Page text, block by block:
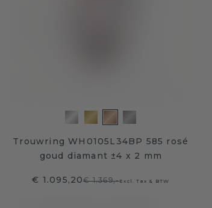
Trouwring WH0105L34BP 585 rosé
goud diamant ±4 x 2 mm
€ 1.095,20€ 1.369,-Excl. Tax & BTW